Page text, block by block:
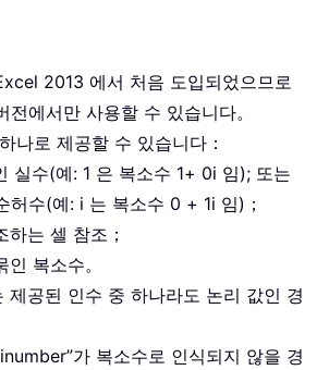
2013 에서 처음 도입되었으므로
에서만 사용할 수 있습니다。
나로 제공할 수 있습니다：
실수(예: 1 은 복소수 1+ 0i 임); 또는
허수(예: i 는 복소수 0 + 1i 임)；
는 셀 참조；
복소수。
제공된 인수 중 하나라도 논리 값인 경
가 복소수로 인식되지 않을 경